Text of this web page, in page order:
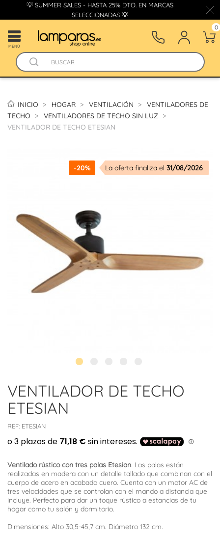
💡 SUMMER SALES - HASTA 25% DTO. EN MARCAS
SELECCIONADAS 💡
MENÚ
0
INICIO HOGAR VENTILACIÓN
VENTILADORES DE
TECHO
VENTILADORES DE TECHO SIN LUZ
VENTILADOR DE TECHO ETESIAN
-20% La oferta finaliza el 31/08/2026
VENTILADOR DE TECHO
ETESIAN
REF: ETESIAN
Ventilado rústico con tres palas Etesian. Las palas están
realizadas en madera con un detalle tallado que combinan con el
cuerpo de acero en acabado cuero. Cuenta con un motor AC de
tres velocidades que se controlan con el mando a distancia que
incluye. Perfecto para dar un toque rústico a estancias de tu
hogar como tu salón y dormitorio.
Dimensiones: Alto 30,5-45,7 cm. Diámetro 132 cm.